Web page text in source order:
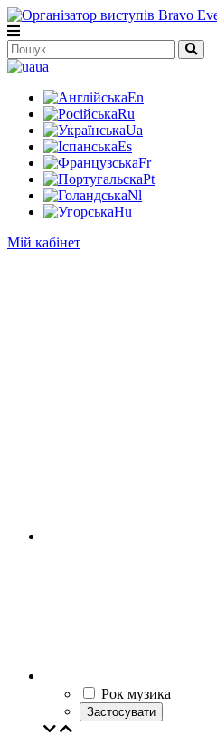
ua
En
Ru
Ua
Es
Fr
Pt
Nl
Hu
Мій кабінет
Рок музика
Застосувати